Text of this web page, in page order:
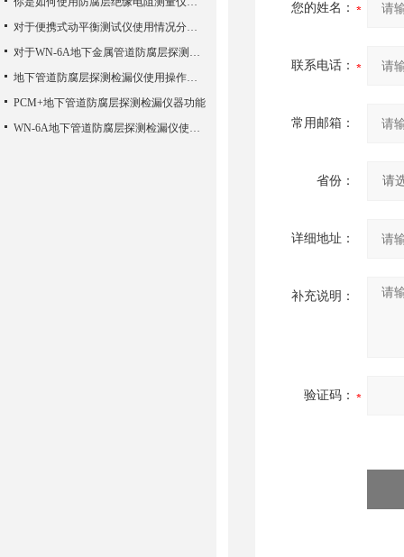
您的姓名：
联系电话：
常用邮箱：
省份：
详细地址：
补充说明：
验证码：
对于便携式动平衡测试仪使用情况分析详解
对于WN-6A地下金属管道防腐层探测检漏仪使用情况分析概述
地下管道防腐层探测检漏仪使用操作需要注意的事项阐述
PCM+地下管道防腐层探测检漏仪器功能
WN-6A地下管道防腐层探测检漏仪使用的特性存在哪些方面